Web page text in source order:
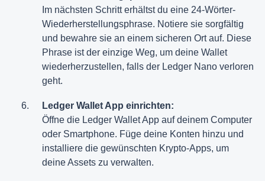
Im nächsten Schritt erhältst du eine 24-Wörter-
Wiederherstellungsphrase. Notiere sie sorgfältig
und bewahre sie an einem sicheren Ort auf. Diese
Phrase ist der einzige Weg, um deine Wallet
wiederherzustellen, falls der Ledger Nano verloren
geht.
Ledger Wallet App einrichten:
Öffne die Ledger Wallet App auf deinem Computer
oder Smartphone. Füge deine Konten hinzu und
installiere die gewünschten Krypto-Apps, um
deine Assets zu verwalten.